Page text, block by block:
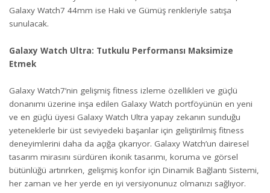
Galaxy Watch7 44mm ise Haki ve Gümüş renkleriyle satışa
sunulacak.
Galaxy Watch Ultra: Tutkulu Performansı Maksimize
Etmek
Galaxy Watch7’nin gelişmiş fitness izleme özellikleri ve güçlü
donanımı üzerine inşa edilen Galaxy Watch portföyünün en yeni
ve en güçlü üyesi Galaxy Watch Ultra yapay zekanın sunduğu
yeteneklerle bir üst seviyedeki başarılar için geliştirilmiş fitness
deneyimlerini daha da açığa çıkarıyor. Galaxy Watch’un dairesel
tasarım mirasını sürdüren ikonik tasarımı, koruma ve görsel
bütünlüğü artırırken, gelişmiş konfor için Dinamik Bağlantı Sistemi,
her zaman ve her yerde en iyi versiyonunuz olmanızı sağlıyor.